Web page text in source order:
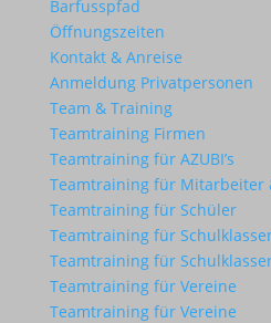
Barfusspfad
Öffnungszeiten
Kontakt & Anreise
Anmeldung Privatpersonen
Team & Training
Teamtraining Firmen
Teamtraining für AZUBI’s
Teamtraining für Mitarbeiter
Teamtraining für Schüler
Teamtraining für
Teamtraining für
Teamtraining für Vereine
Teamtraining für Vereine